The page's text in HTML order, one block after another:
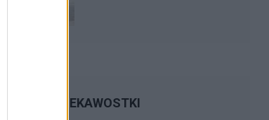
CIEKAWOSTKI